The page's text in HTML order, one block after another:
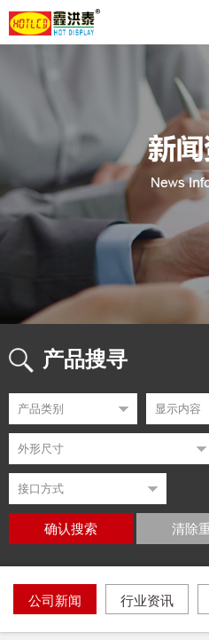
产品搜寻
确认搜索 清除
公司新闻 行业资讯